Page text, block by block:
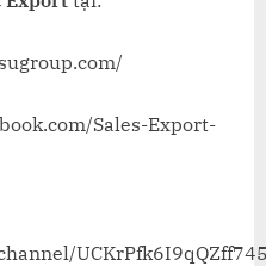
Sales-Export-